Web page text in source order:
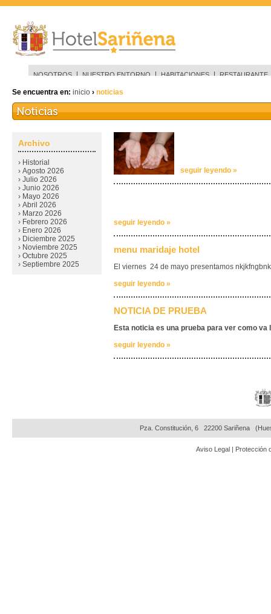
NOSOTROS NUESTRO ENTORNO HABITACIONES RESTAURANTE
Se encuentra en: inicio › noticias
Archivo
› Historial
› Agosto 2026
› Julio 2026
› Junio 2026
› Mayo 2026
› Abril 2026
› Marzo 2026
› Febrero 2026
› Enero 2026
› Diciembre 2025
› Noviembre 2025
› Octubre 2025
› Septiembre 2025
seguir leyendo »
seguir leyendo »
menu maridaje hotel
El viernes 24 de mayo presentamos nkjkfngbnk
seguir leyendo »
NOTICIA DE PRUEBA
Esta noticia es una prueba para ver como va
seguir leyendo »
Pza. Constitución, 6 22200 Sariñena
Aviso Legal | Protección